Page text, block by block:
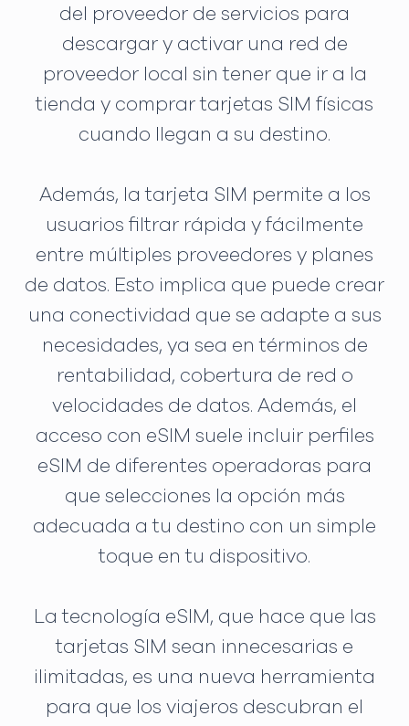
del proveedor de servicios para
descargar y activar una red de
proveedor local sin tener que ir a la
tienda y comprar tarjetas SIM físicas
cuando llegan a su destino.
Además, la tarjeta SIM permite a los
usuarios filtrar rápida y fácilmente
entre múltiples proveedores y planes
de datos. Esto implica que puede crear
una conectividad que se adapte a sus
necesidades, ya sea en términos de
rentabilidad, cobertura de red o
velocidades de datos. Además, el
acceso con eSIM suele incluir perfiles
eSIM de diferentes operadoras para
que selecciones la opción más
adecuada a tu destino con un simple
toque en tu dispositivo.
La tecnología eSIM, que hace que las
tarjetas SIM sean innecesarias e
ilimitadas, es una nueva herramienta
para que los viajeros descubran el